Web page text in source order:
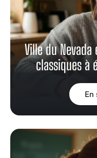
Ville du
classiques à
En